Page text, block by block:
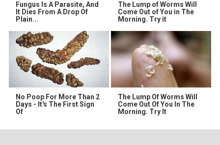
Fungus Is A Parasite, And
It Dies From A Drop Of
Plain...
The Lump of Worms Will
Come Out of You in The
Morning. Try it
No Poop For More Than 2
Days - It's The First Sign
Of
The Lump Of Worms Will
Come Out Of You In The
Morning. Try It